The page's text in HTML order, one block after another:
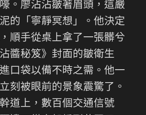
。廖沾沾皺著眉頭，這嚴
的「寧靜冥想」。他決定
順手從桌上拿了一張髒兮
醬秘笈》封面的皺衛生
口袋以備不時之需。他一
刻被眼前的景象震驚了。
道上，數百個交通信號